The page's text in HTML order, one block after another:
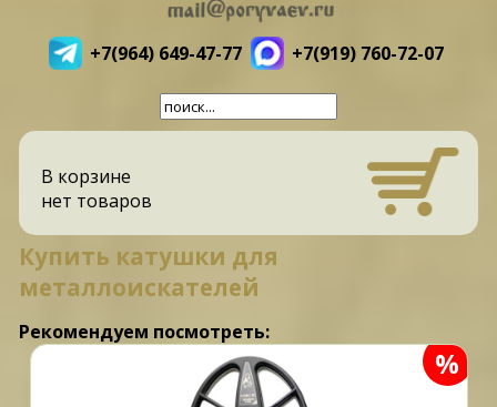
+7(964) 649-47-77 +7(919) 760-72-07
В корзине
нет товаров
Купить катушки для
металлоискателей
Рекомендуем посмотреть:
%